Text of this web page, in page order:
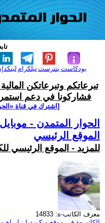
تيلكرامبنترست بودكاست
تبرعاتكم وتبرعاتكن
فشاركونا في دعم
[اشترك في قناة
الحوار المتمدن - موبايل
الموقع الرئيسي
للمزيد - الموقع الرئيسي
معرف الكاتب-ة: 14833